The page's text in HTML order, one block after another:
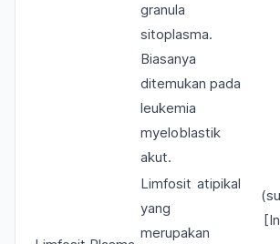
granula
sitoplasma.
Biasanya
ditemukan pada
leukemia
myeloblastik
akut.
Limfosit atipikal
yang
merupakan